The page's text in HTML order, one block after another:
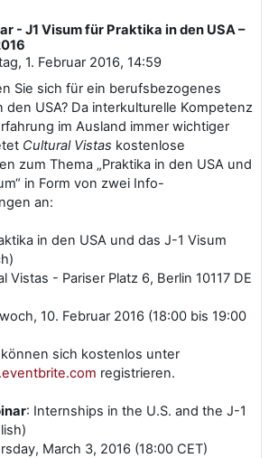
- J1 Visum für Praktika in den USA –
1. Februar 2016, 14:59
Sie sich für ein berufsbezogenes
den USA? Da interkulturelle Kompetenz
im Ausland immer wichtiger
Cultural Vistas kostenlose
zum Thema „Praktika in den USA und
in Form von zwei Info-
an:
in den USA und das J-1 Visum
Vistas - Pariser Platz 6, Berlin 10117 DE
10. Februar 2016 (18:00 bis 19:00
sich kostenlos unter
registrieren.
: Internships in the U.S. and the J-1
March 3, 2016 (18:00 CET)